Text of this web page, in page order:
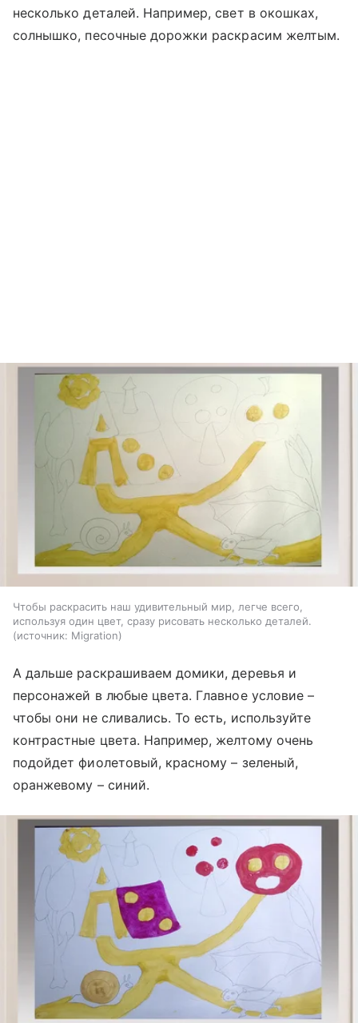
несколько деталей. Например, свет в окошках,
солнышко, песочные дорожки раскрасим желтым.
Чтобы раскрасить наш удивительный мир, легче всего,
используя один цвет, сразу рисовать несколько деталей.
источник: Migration
А дальше раскрашиваем домики, деревья и
персонажей в любые цвета. Главное условие –
чтобы они не сливались. То есть, используйте
контрастные цвета. Например, желтому очень
подойдет фиолетовый, красному – зеленый,
оранжевому – синий.